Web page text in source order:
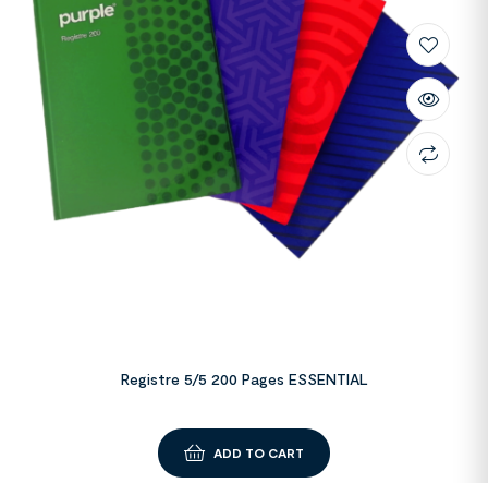
Registre 5/5 200 Pages ESSENTIAL
ADD TO CART